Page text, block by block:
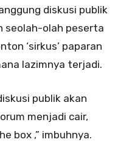
diskusi publik
seolah-olah peserta
‘sirkus’ paparan
lazimnya terjadi.
publik akan
menjadi cair,
box ,” imbuhnya.